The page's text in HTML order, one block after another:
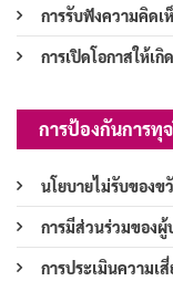
การรับฟังความคิดเ
การเปิดโอกาสให้เ
การป้องกันการทุ
นโยบายไม่รับของข
การมีส่วนร่วมของผู้
การประเมินความเ